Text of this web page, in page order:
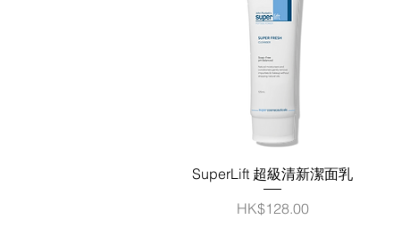
快速瀏覽
SuperLift 超級清新潔面乳
價格
HK$128.00